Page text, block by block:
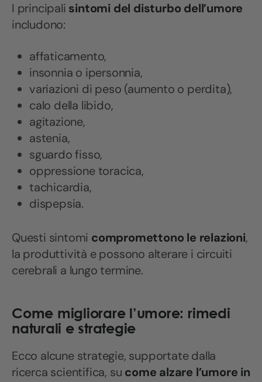
I principali sintomi del disturbo dell’umore
includono:
affaticamento,
insonnia o ipersonnia,
variazioni di peso (aumento o perdita),
calo della libido,
agitazione,
astenia,
sguardo fisso,
oppressione toracica,
tachicardia,
dispepsia.
Questi sintomi compromettono le relazioni,
la produttività e possono alterare i circuiti
cerebrali a lungo termine.
Come migliorare l’umore: rimedi
naturali e strategie
Ecco alcune strategie, supportate dalla
ricerca scientifica, su come alzare l’umore in